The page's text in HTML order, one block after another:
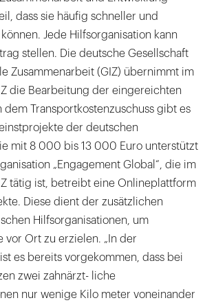
dass sie häufig schneller und
Jede Hilfsorganisation kann
stellen. Die deutsche Gesellschaft
Zusammenarbeit (GIZ) übernimmt im
die Bearbeitung der eingereichten
dem Transportkostenzuschuss gibt es
der deutschen
mit 8 000 bis 13 000 Euro unterstützt
„Engagement Global“, die im
tätig ist, betreibt eine Onlineplattform
Diese dient der zusätzlichen
Hilfsorganisationen, um
vor Ort zu erzielen. „In der
es bereits vorgekommen, dass bei
zwei zahnärzt- liche
nur wenige Kilo meter voneinander